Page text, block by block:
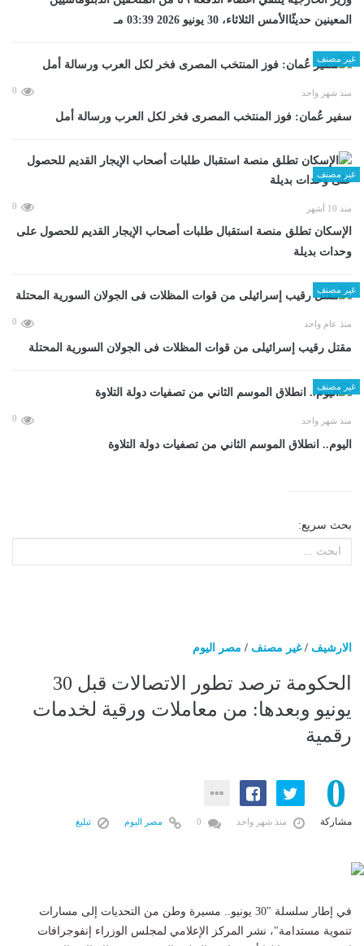
المعينين حديثًاالأمس الثلاثاء، 30 يونيو 2026 03:39 مـ
غير مصنف
منذ شهر واحد 0
سفير عُمان: فوز المنتخب المصرى فخر لكل العرب ورسالة أمل
غير مصنف
منذ 10 أشهر 0
الإسكان تطلق منصة استقبال طلبات أصحاب الإيجار القديم للحصول على
وحدات بديلة
غير مصنف
منذ عام واحد 0
مقتل رقيب إسرائيلى من قوات المظلات فى الجولان السورية المحتلة
غير مصنف
منذ شهر واحد 0
اليوم.. انطلاق الموسم الثاني من تصفيات دولة التلاوة
بحث سريع:
الارشيف /غير مصنف / مصر اليوم
الحكومة ترصد تطور الاتصالات قبل 30
يونيو وبعدها: من معاملات ورقية لخدمات
رقمية
0
مشاركة منذ شهر واحد مصر اليوم تبليغ
في إطار سلسلة "30 يونيو.. مسيرة وطن من التحديات إلى مسارات
تنموية مستدامة"، نشر المركز الإعلامي لمجلس الوزراء إنفوجرافات